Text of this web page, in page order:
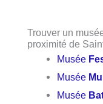
Trouver un
proximité de
Musée
Musée
Musée